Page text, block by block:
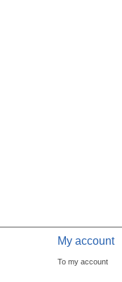
My account
To my account